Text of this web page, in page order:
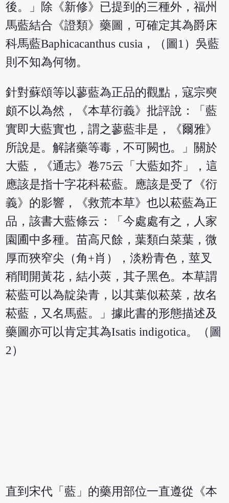
後。」除《新修》已提到的三種外，福州
馬藍結合《證類》藥圖，可確定其為爵床
科馬藍Baphicacanthus cusia，（圖1）吳藍
則不知為何物。
針對蘇頌等以蓼藍為正品的觀點，寇宗奭
頗不以為然，《本草衍義》批評說：「藍
實即大藍實也，謂之蓼藍非是，《爾雅》
所說是。解諸藥等毒，不可闕也。」關於
大藍，《通志》卷75云「大藍如芥」，這
應該是指十字花科菘藍。應該是受了《衍
義》的影響，《救荒本草》也以菘藍為正
品，該書大藍條云：「今處處有之，人家
園圃中多種。苗高尺餘，葉類白菜葉，微
厚而狹窄尖（角+肖），淡粉青色，莖叉
稍間開黃花，結小莢，其子黑色。本草謂
菘藍可以為靛染青，以其葉似菘菜，故名
菘藍，又名馬藍。」據此書的形態描述及
藥圖亦可以肯定其為Isatis indigotica。（圖
2）
直到宋代「藍」的藥用部位一直遵從《本